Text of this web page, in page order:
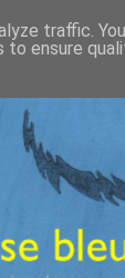
traffic.
ensure